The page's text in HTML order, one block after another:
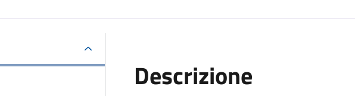
Descrizione